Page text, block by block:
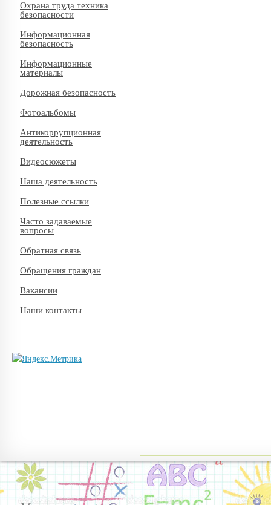
Охрана труда техника
безопасности
Информационная
безопасность
Информационные
материалы
Дорожная безопасность
Фотоальбомы
Антикоррупционная
деятельность
Видеосюжеты
Наша деятельность
Полезные ссылки
Часто задаваемые
вопросы
Обратная связь
Обращения граждан
Вакансии
Наши контакты